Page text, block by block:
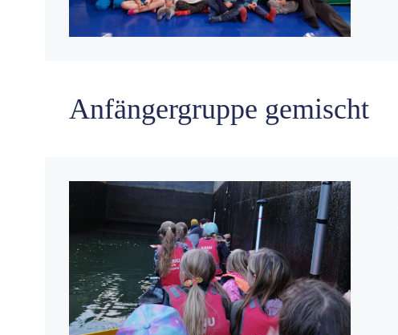
Anfängergruppe gemischt